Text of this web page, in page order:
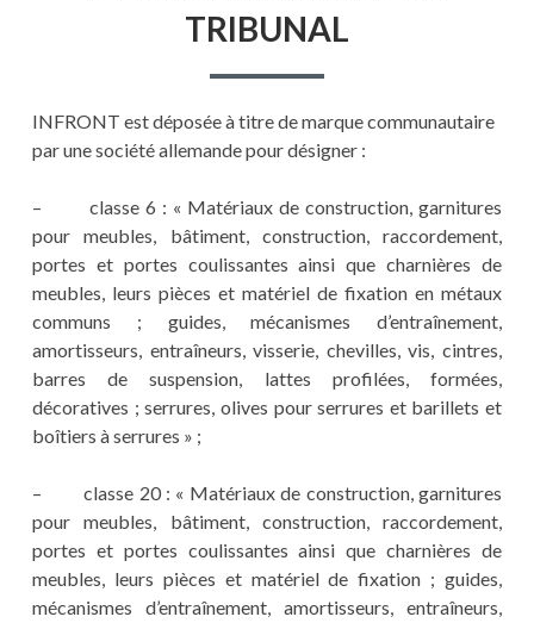
TRIBUNAL
INFRONT est déposée à titre de marque communautaire
par une société allemande pour désigner :
– classe 6 : « Matériaux de construction, garnitures
pour meubles, bâtiment, construction, raccordement,
portes et portes coulissantes ainsi que charnières de
meubles, leurs pièces et matériel de fixation en métaux
communs ; guides, mécanismes d’entraînement,
amortisseurs, entraîneurs, visserie, chevilles, vis, cintres,
barres de suspension, lattes profilées, formées,
décoratives ; serrures, olives pour serrures et barillets et
boîtiers à serrures » ;
– classe 20 : « Matériaux de construction, garnitures
pour meubles, bâtiment, construction, raccordement,
portes et portes coulissantes ainsi que charnières de
meubles, leurs pièces et matériel de fixation ; guides,
mécanismes d’entraînement, amortisseurs, entraîneurs,